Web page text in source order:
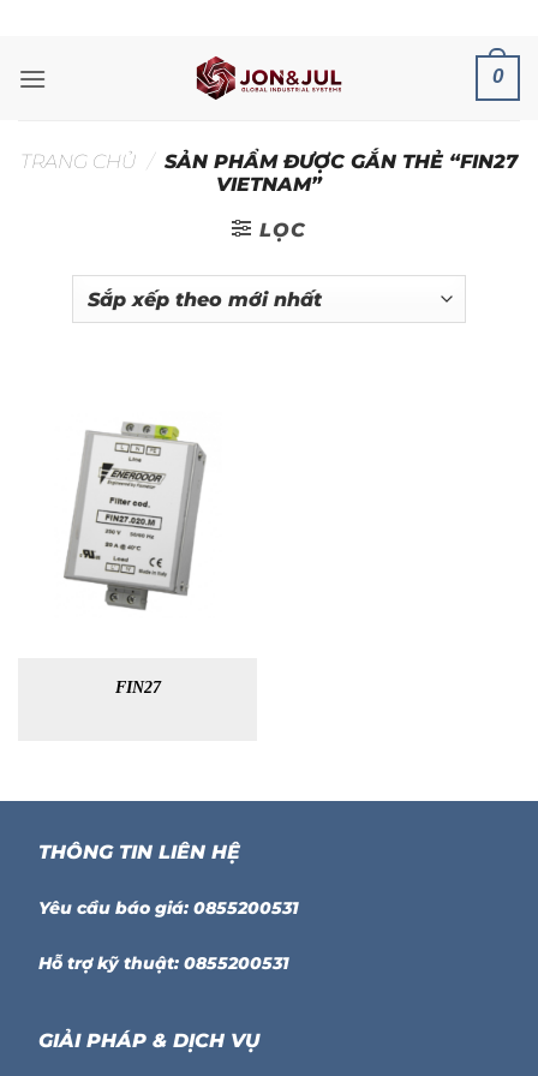
nội
0
TRANG CHỦ / SẢN PHẨM ĐƯỢC GẮN THẺ “FIN27
VIETNAM”
LỌC
FIN27
THÔNG TIN LIÊN HỆ
Yêu cầu báo giá: 0855200531
Hỗ trợ kỹ thuật: 0855200531
GIẢI PHÁP & DỊCH VỤ